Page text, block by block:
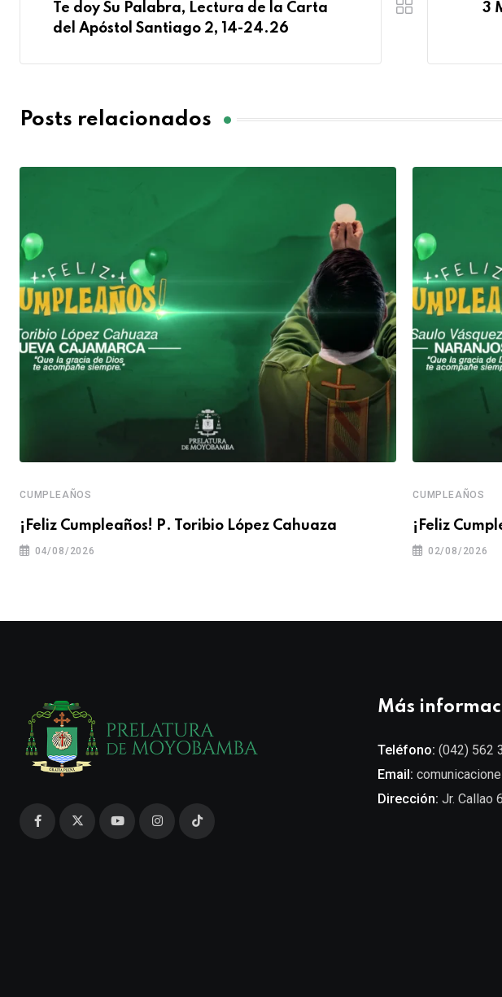
Te doy Su Palabra, Lectura de la Carta
del Apóstol Santiago 2, 14-24.26
3
Posts relacionados
CUMPLEAÑOS
¡Feliz Cumpleaños! P. Toribio López Cahuaza
04/08/2026
CUMPLEAÑOS
¡Feliz
02/08/2026
Más
Teléfono: (042) 562
Email:
Dirección: Jr. Callao